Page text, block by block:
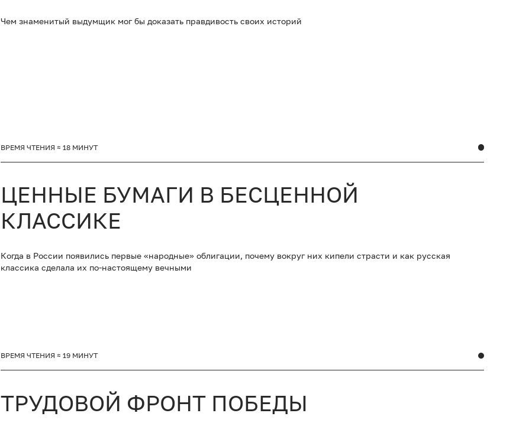
Чем знаменитый выдумщик мог бы доказать правдивость своих историй
ВРЕМЯ ЧТЕНИЯ ≈ 18 МИНУТ
ЦЕННЫЕ БУМАГИ В БЕСЦЕННОЙ
КЛАССИКЕ
Когда в России появились первые «народные» облигации, почему вокруг них кипели страсти и как русская
классика сделала их по-настоящему вечными
ВРЕМЯ ЧТЕНИЯ ≈ 19 МИНУТ
ТРУДОВОЙ ФРОНТ ПОБЕДЫ